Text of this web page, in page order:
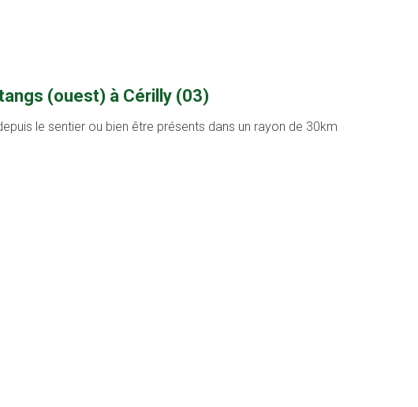
(ouest) à Cérilly (03)
le sentier ou bien être présents dans un rayon de 30km